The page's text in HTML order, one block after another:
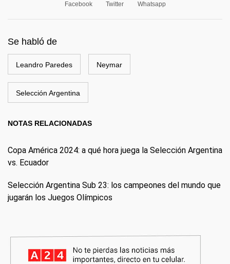
Facebook Twitter Whatsapp
Se habló de
Leandro Paredes Neymar
Selección Argentina
NOTAS RELACIONADAS
Copa América 2024: a qué hora juega la Selección Argentina
vs. Ecuador
Selección Argentina Sub 23: los campeones del mundo que
jugarán los Juegos Olímpicos